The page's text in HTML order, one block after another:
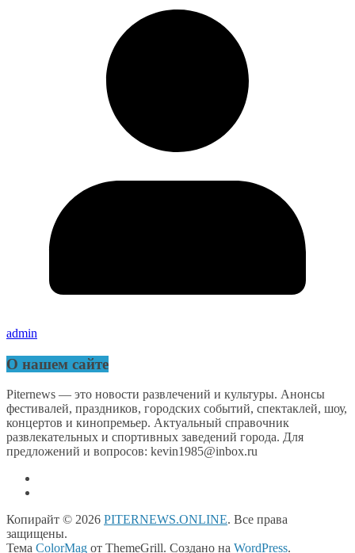
admin
О нашем сайте
Piternews — это новости развлечений и культуры. Анонсы
фестивалей, праздников, городских событий, спектаклей, шоу,
концертов и кинопремьер. Актуальный справочник
развлекательных и спортивных заведений города. Для
предложений и вопросов: kevin1985@inbox.ru
Копирайт © 2026 PITERNEWS.ONLINE. Все права
защищены.
Тема ColorMag от ThemeGrill. Создано на WordPress.